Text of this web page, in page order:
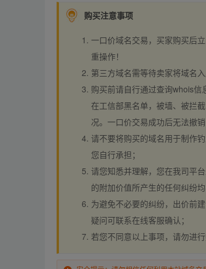
购买注意事项
一口价域名交易，买家购买后
重操作！
第三方域名需等待卖家将域名
购买前请自行通过查询whois
在工信部黑名单，被墙、被拦
况。一口价交易成功后无法撤
请不要将购买的域名用于制作
您自行承担；
请您知悉并理解，您在我司平
的附加价值所产生的任何纠纷均
为避免不必要的纠纷，出价前
疑问可联系在线客服确认；
若您不同意以上事项，请勿进